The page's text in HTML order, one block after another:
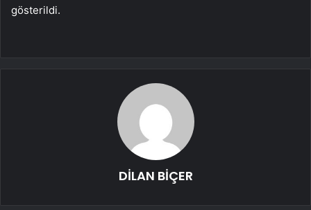
gösterildi.
DİLAN BİÇER